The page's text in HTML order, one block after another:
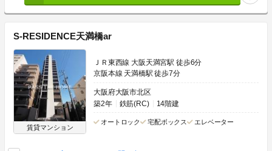
S-RESIDENCE天満橋ar
賃貸マンション
ＪＲ東西線 大阪天満宮駅 徒歩6分
京阪本線 天満橋駅 徒歩7分
大阪府大阪市北区
築2年
鉄筋(RC) 14階建
オートロック 宅配ボックス エレベーター